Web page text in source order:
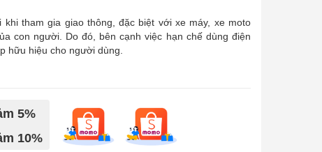
tham gia giao thông, đặc biệt với xe máy, xe moto
con người. Do đó, bên cạnh việc hạn chế dùng điện
hữu hiệu cho người dùng.
5%
10%